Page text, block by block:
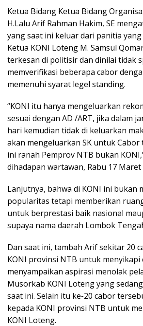
Ketua Bidang Ketua Bidang
H.Lalu Arif Rahman Hakim, SE
yang saat ini keluar dari panitia
Ketua KONI Loteng M. Samsul
terkesan di politisir dan dinilai tidak
memverifikasi beberapa cabor
memenuhi syarat legel standing.
“KONI itu hanya mengeluarkan
sesuai dengan AD /ART, jika dalam
hari kemudian tidak di keluarkan
akan mengeluarkan SK untuk
ini ranah Pemprov NTB bukan
dihadapan wartawan, Rabu 17 Maret
Lanjutnya, bahwa di KONI ini bukan
popularitas tetapi memberikan
untuk berprestasi baik nasional
supaya nama daerah Lombok
Dan saat ini, tambah Arif sekitar 20
KONI provinsi NTB untuk menyikapi
menyampaikan aspirasi menolak
Musorkab KONI Loteng yang
saat ini. Selain itu ke-20 cabor
kepada KONI provinsi NTB untuk
KONI Loteng.